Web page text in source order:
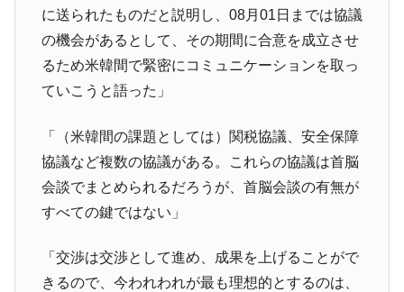
発動！
『Money1』
IT産業は人を雇用する効果は低い。全産業の
半分未満しか雇用を生まない
『Money1』
韓国「株式市場が賭博場のように変質した
『Money1』
韓国「2026年1Q 資金循環統計」面白い結果
に。
『Money1』
韓国化学企業最大手『ロッテケミカル』純
借入金が約8兆。信用格付け「ネガティブ」にダウン
日本の誇る海洋資源調査船『白嶺』は先進技術の
に送られたものだと説明し、08月01日までは協議
の機会があるとして、その期間に合意を成立させ
るため米韓間で緊密にコミュニケーションを取っ
ていこうと語った」
「（米韓間の課題としては）関税協議、安全保障
協議など複数の協議がある。これらの協議は首脳
会談でまとめられるだろうが、首脳会談の有無が
すべての鍵ではない」
「交渉は交渉として進め、成果を上げることがで
きるので、今われわれが最も理想的とするのは、